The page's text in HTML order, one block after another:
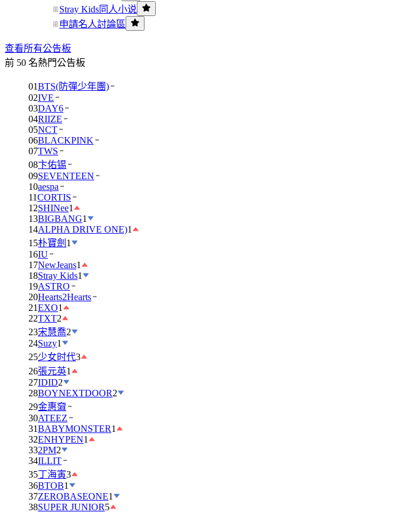
Stray Kids同人小说
申請名人討論區
查看所有公告板
前 50 名熱門公告板
01BTS(防彈少年團)
02IVE
03DAY6
04RIIZE
05NCT
06BLACKPINK
07TWS
08卞佑锡
09SEVENTEEN
10aespa
11CORTIS
12SHINee1
13BIGBANG1
14ALPHA DRIVE ONE)1
15朴寶劍 1
16IU
17NewJeans1
18Stray Kids1
19ASTRO
20Hearts2Hearts
21EXO1
22TXT2
23宋慧喬2
24Suzy1
25少女时代3
26張元英1
27IDID2
28BOYNEXTDOOR2
29金惠奫
30ATEEZ
31BABYMONSTER1
32ENHYPEN1
332PM2
34ILLIT
35丁海寅3
36BTOB1
37ZEROBASEONE1
38SUPER JUNIOR5